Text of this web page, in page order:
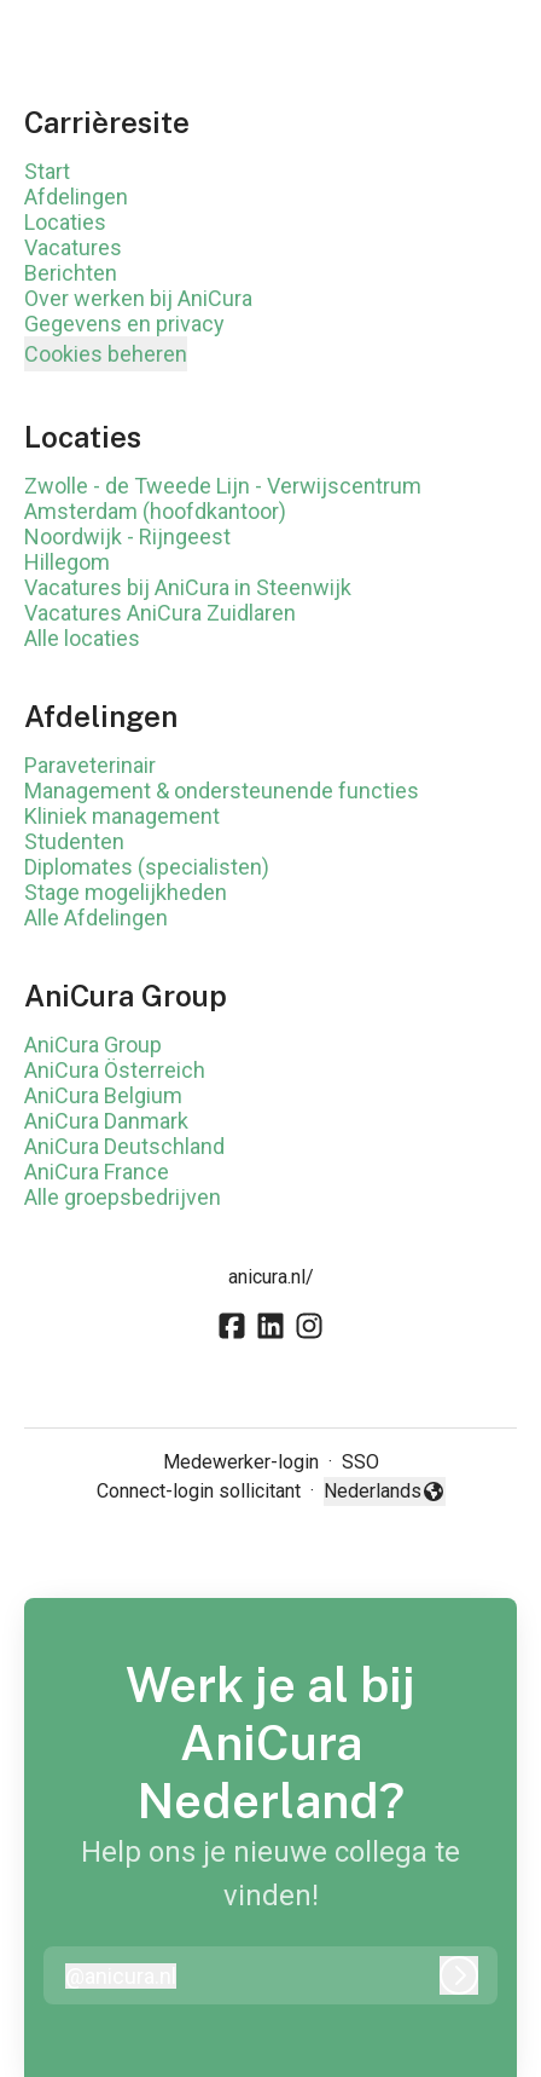
Carrièresite
Start
Afdelingen
Locaties
Vacatures
Berichten
Over werken bij AniCura
Gegevens en privacy
Cookies beheren
Locaties
Zwolle - de Tweede Lijn - Verwijscentrum
Amsterdam (hoofdkantoor)
Noordwijk - Rijngeest
Hillegom
Vacatures bij AniCura in Steenwijk
Vacatures AniCura Zuidlaren
Alle locaties
Afdelingen
Paraveterinair
Management & ondersteunende functies
Kliniek management
Studenten
Diplomates (specialisten)
Stage mogelijkheden
Alle Afdelingen
AniCura Group
AniCura Group
AniCura Österreich
AniCura Belgium
AniCura Danmark
AniCura Deutschland
AniCura France
Alle groepsbedrijven
anicura.nl/
Medewerker-login · SSO
Connect-login sollicitant ·
Taal wijzigen
Nederlands
Werk je al bij
AniCura
Nederland?
Help ons je nieuwe collega te
vinden!
anicura.nl